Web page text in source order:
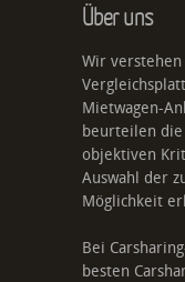
Über uns
Wir verstehen
Mietwagen-
beurteilen die
objektiven
Auswahl der
Möglichkeit
Bei
besten